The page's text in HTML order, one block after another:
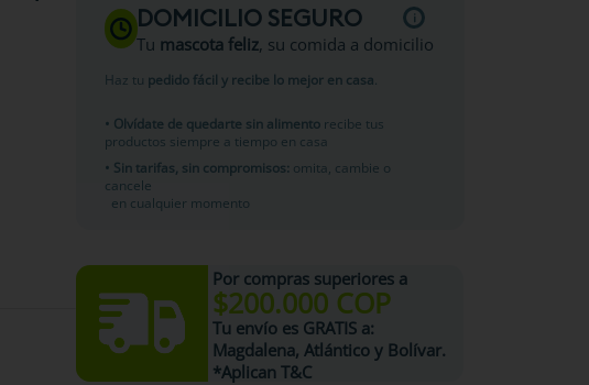
DOMICILIO SEGURO
Tu mascota feliz, su comida a domicilio
Haz tu pedido fácil y recibe lo mejor en casa
• Olvídate de quedarte sin alimentorecibe tus
productos siempre a tiempo en casa
• Sin tarifas, sin compromisos: omita, cambie o
cancele
en cualquier momento
Por compras superiores a
$200.000 COP
Tu envío es GRATISa:
Magdalena, Atlántico y Bolívar.
*Aplican T&C